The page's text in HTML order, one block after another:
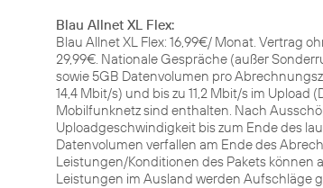
Blau Allnet XL Flex:
Blau Allnet XL Flex: 16,99€/ Monat. Vertrag
29,99€. Nationale Gespräche (außer
sowie 5GB Datenvolumen pro
14,4 Mbit/s) und bis zu 11,2 Mbit/s im
Mobilfunknetz sind enthalten. Nach
Uploadgeschwindigkeit bis zum Ende des
Datenvolumen verfallen am Ende des
Leistungen/Konditionen des Pakets
Leistungen im Ausland werden Aufschläge